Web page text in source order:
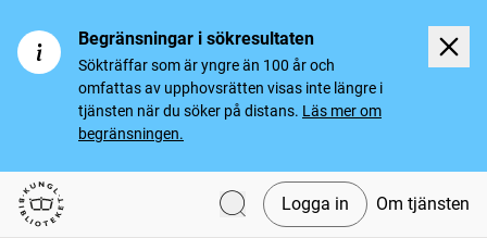
Begränsningar i sökresultaten
Sökträffar som är yngre än 100 år och
omfattas av upphovsrätten visas inte längre i
tjänsten när du söker på distans. Läs mer om
begränsningen.
Svenska tidningar
Logga in Om tjänsten